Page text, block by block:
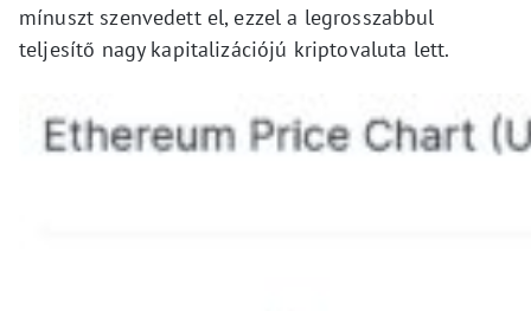
mínuszt szenvedett el, ezzel a legrosszabbul
teljesítő nagy kapitalizációjú kriptovaluta lett.